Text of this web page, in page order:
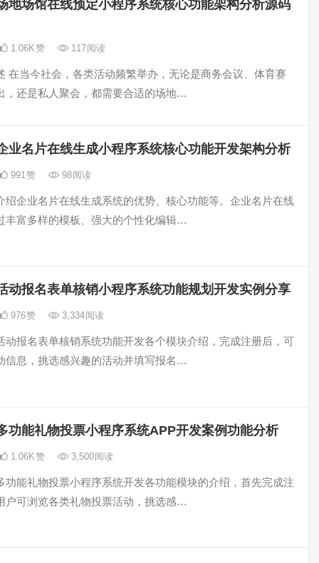
地场馆在线预定小程序系统核心功能架构分析源码
1.06K赞 117阅读
在当今社会，各类活动频繁举办，无论是商务会议、体育赛
，还是私人聚会，都需要合适的场地…
业名片在线生成小程序系统核心功能开发架构分析
991赞 98阅读
绍企业名片在线生成系统的优势、核心功能等。企业名片在线
丰富多样的模板、强大的个性化编辑…
动报名表单核销小程序系统功能规划开发实例分享
976赞 3,334阅读
动报名表单核销系统功能开发各个模块介绍，完成注册后，可
信息，挑选感兴趣的活动并填写报名…
功能礼物投票小程序系统APP开发案例功能分析
1.06K赞 3,500阅读
功能礼物投票小程序系统开发各功能模块的介绍，首先完成注
户可浏览各类礼物投票活动，挑选感…